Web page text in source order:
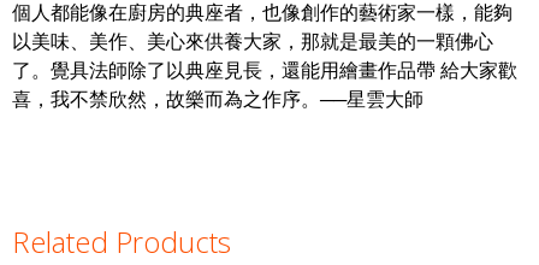
個人都能像在廚房的典座者，也像創作的藝術家一樣，能夠
以美味、美作、美心來供養大家，那就是最美的一顆佛心
了。覺具法師除了以典座見長，還能用繪畫作品帶 給大家歡
喜，我不禁欣然，故樂而為之作序。──星雲大師
Related Products